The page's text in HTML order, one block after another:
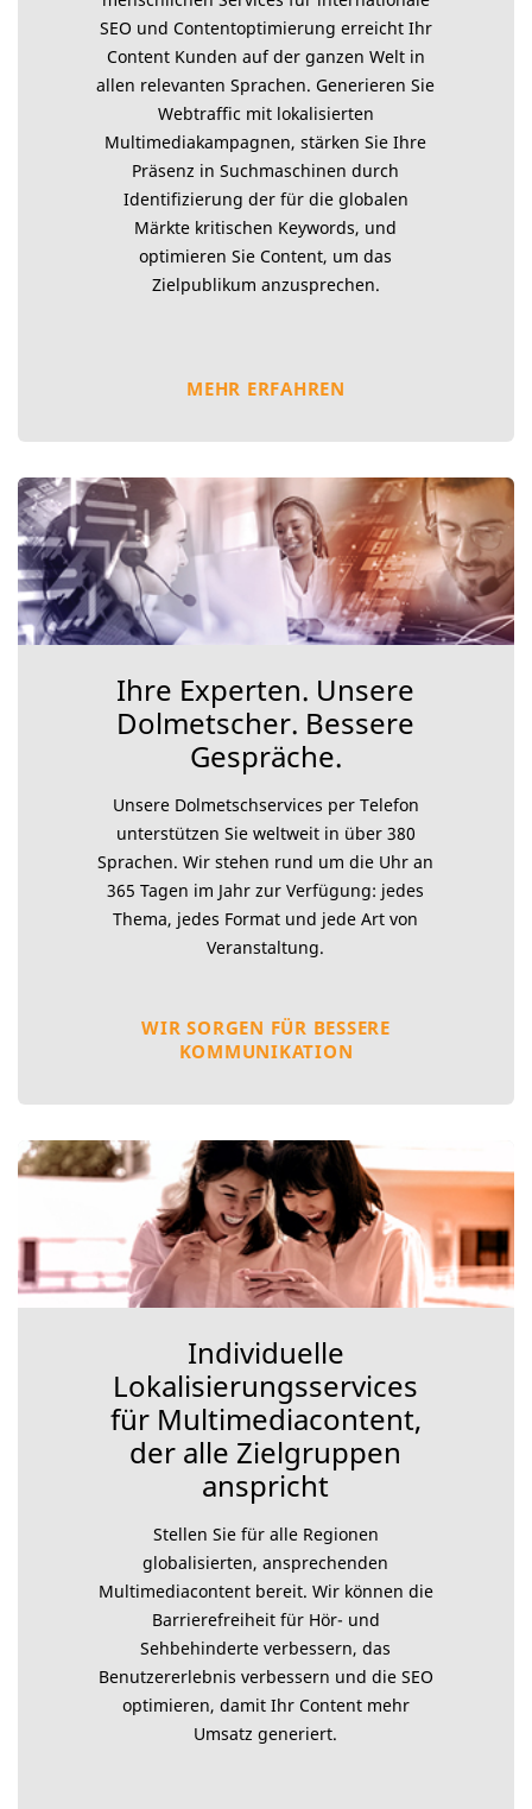
SEO und Contentoptimierung erreicht Ihr
Content Kunden auf der ganzen Welt in
allen relevanten Sprachen. Generieren Sie
Webtraffic mit lokalisierten
Multimediakampagnen, stärken Sie Ihre
Präsenz in Suchmaschinen durch
Identifizierung der für die globalen
Märkte kritischen Keywords, und
optimieren Sie Content, um das
Zielpublikum anzusprechen.
MEHR ERFAHREN
Ihre Experten. Unsere
Dolmetscher. Bessere
Gespräche.
Unsere Dolmetschservices per Telefon
unterstützen Sie weltweit in über 380
Sprachen. Wir stehen rund um die Uhr an
365 Tagen im Jahr zur Verfügung: jedes
Thema, jedes Format und jede Art von
Veranstaltung.
WIR SORGEN FÜR BESSERE
KOMMUNIKATION
Individuelle
Lokalisierungsservices
für Multimediacontent,
der alle Zielgruppen
anspricht
Stellen Sie für alle Regionen
globalisierten, ansprechenden
Multimediacontent bereit. Wir können die
Barrierefreiheit für Hör- und
Sehbehinderte verbessern, das
Benutzererlebnis verbessern und die SEO
optimieren, damit Ihr Content mehr
Umsatz generiert.